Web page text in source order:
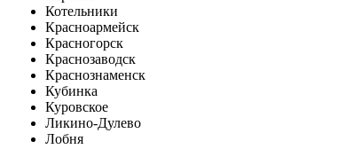
Котельники
Красноармейск
Красногорск
Краснозаводск
Краснознаменск
Кубинка
Куровское
Ликино-Дулево
Лобня